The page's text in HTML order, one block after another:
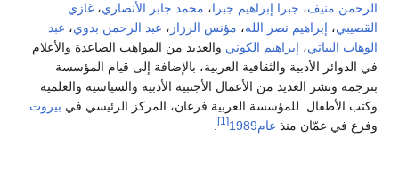
الرحمن منيف، جبرا إبراهيم جبرا، محمد جابر الأنصاري، غازي
القصيبي، إبراهيم نصر الله، مؤنس الرزاز ، عبد الرحمن بدوي، عبد
الوهاب البياتي، إبراهيم الكوني والعديد من المواهب الصاعدة والأعلام
في الدوائر الأدبية والثقافية العربية، بالإضافة إلى قيام المؤسسة
بترجمة ونشر العديد من الأعمال الأجنبية الأدبية والسياسية والعلمية
وكتب الأطفال. للمؤسسة العربية فرعان، المركز الرئيسي في بيروت
وفرع في عمّان منذ عام1989 [1]
.